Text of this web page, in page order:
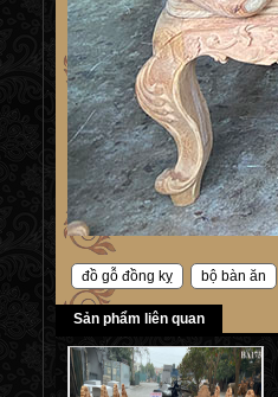
đồ gỗ đồng kỵ bộ bàn ăn
Sản phẩm liên quan